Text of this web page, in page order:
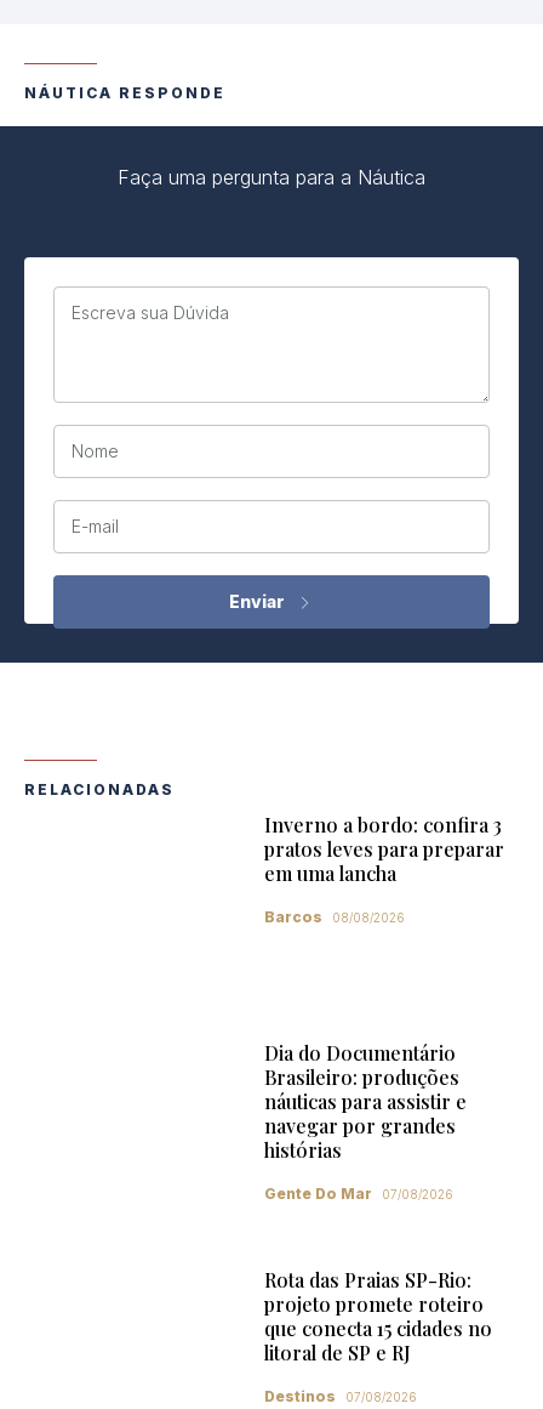
NÁUTICA RESPONDE
Faça uma pergunta para a Náutica
Escreva sua Dúvida
Nome
E-mail
RELACIONADAS
Inverno a bordo: confira 3
pratos leves para preparar
em uma lancha
Barcos 08/08/2026
Dia do Documentário
Brasileiro: produções
náuticas para assistir e
navegar por grandes
histórias
Gente Do Mar 07/08/2026
Rota das Praias SP-Rio:
projeto promete roteiro
que conecta 15 cidades no
litoral de SP e RJ
Destinos 07/08/2026